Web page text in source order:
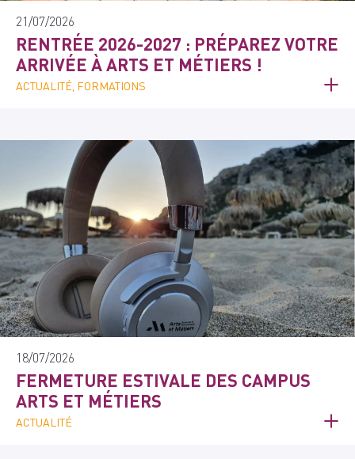
21/07/2026
RENTRÉE 2026-2027 : PRÉPAREZ VOTRE
ARRIVÉE À ARTS ET MÉTIERS !
ACTUALITÉ, FORMATIONS
18/07/2026
FERMETURE ESTIVALE DES CAMPUS
ARTS ET MÉTIERS
ACTUALITÉ